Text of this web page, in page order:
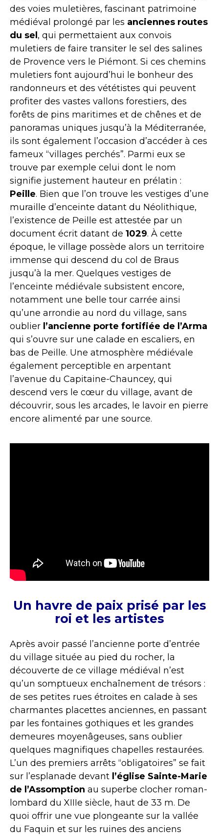
des voies muletières, fascinant patrimoine
médiéval prolongé par les anciennes routes
du sel, qui permettaient aux convois
muletiers de faire transiter le sel des salines
de Provence vers le Piémont. Si ces chemins
muletiers font aujourd’hui le bonheur des
randonneurs et des vététistes qui peuvent
profiter des vastes vallons forestiers, des
forêts de pins maritimes et de chênes et de
panoramas uniques jusqu’à la Méditerranée,
ils sont également l’occasion d’accéder à ces
fameux “villages perchés”. Parmi eux se
trouve par exemple celui dont le nom
signifie justement hauteur en prélatin :
Peille. Bien que l’on trouve les vestiges d’une
muraille d’enceinte datant du Néolithique,
l’existence de Peille est attestée par un
document écrit datant de 1029. À cette
époque, le village possède alors un territoire
immense qui descend du col de Braus
jusqu’à la mer. Quelques vestiges de
l’enceinte médiévale subsistent encore,
notamment une belle tour carrée ainsi
qu’une arrondie au nord du village, sans
oublier l’ancienne porte fortifiée de l’Arma
qui s’ouvre sur une calade en escaliers, en
bas de Peille. Une atmosphère médiévale
également perceptible en arpentant
l’avenue du Capitaine-Chauncey, qui
descend vers le cœur du village, avant de
découvrir, sous les arcades, le lavoir en pierre
encore alimenté par une source.
Un havre de paix prisé par les
roi et les artistes
Après avoir passé l’ancienne porte d’entrée
du village située au pied du rocher, la
découverte de ce village médiéval n’est
qu’un somptueux enchaînement de trésors :
de ses petites rues étroites en calade à ses
charmantes placettes anciennes, en passant
par les fontaines gothiques et les grandes
demeures moyenâgeuses, sans oublier
quelques magnifiques chapelles restaurées.
L’un des premiers arrêts “obligatoires” se fait
sur l’esplanade devant l’église Sainte-Marie
de l’Assomption au superbe clocher roman-
lombard du XIIIe siècle, haut de 33 m. De
quoi offrir une vue plongeante sur la vallée
du Faquin et sur les ruines des anciens